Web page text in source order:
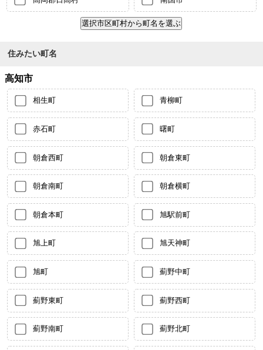
住みたい町名
高知市
相生町 青柳町
赤石町 曙町
朝倉西町 朝倉東町
朝倉南町 朝倉横町
朝倉本町 旭駅前町
旭上町 旭天神町
旭町 薊野中町
薊野東町 薊野西町
薊野南町 薊野北町